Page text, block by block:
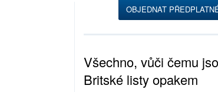
OBJEDNAT
Všechno, vůči čemu
Britské listy opakem